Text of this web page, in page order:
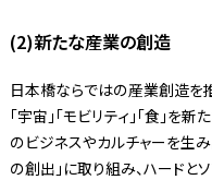
(2)新たな産業の創造
日本橋ならではの産業創造を推
「宇宙」「モビリティ」「食」
のビジネスやカルチャーを生み
の創出」に取り組み、ハード